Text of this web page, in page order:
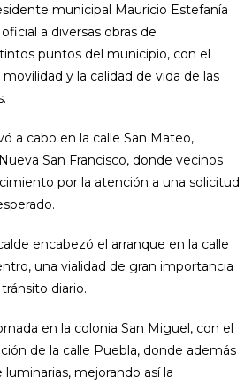
o
1
2
,
2
0
municipal Mauricio Estefanía
a diversas obras de
puntos del municipio, con el
y la calidad de vida de las
a cabo en la calle San Mateo,
San Francisco, donde vecinos
por la atención a una solicitud
encabezó el arranque en la calle
una vialidad de gran importancia
diario.
en la colonia San Miguel, con el
de la calle Puebla, donde además
mejorando así la